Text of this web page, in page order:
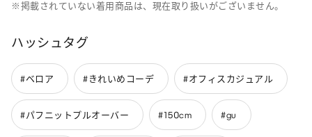
※掲載されていない着用商品は、現在取り扱いがございません。
ハッシュタグ
#ベロア #きれいめコーデ #オフィスカジュアル
#パフニットプルオーバー #150cm #gu